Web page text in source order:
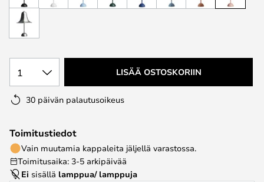
1 LISÄÄ OSTOSKORIIN
30 päivän palautusoikeus
Toimitustiedot
Vain muutamia kappaleita jäljellä varastossa.
Toimitusaika: 3-5 arkipäivää
Ei sisällä lamppua/ lamppuja